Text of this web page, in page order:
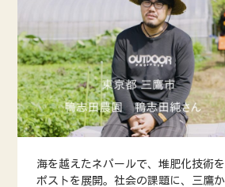
海を越えたネパールで、堆肥化技術
ポストを展開。社会の課題に、三鷹